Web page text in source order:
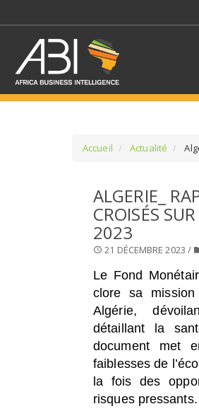
Accueil Actualité
ALGERIE_
CROISÉS
2023
21 DÉCEMBRE 2023 /
Le Fond
clore sa
Algérie,
détaillant la
document met
faiblesses de
la fois des
risques pressants.